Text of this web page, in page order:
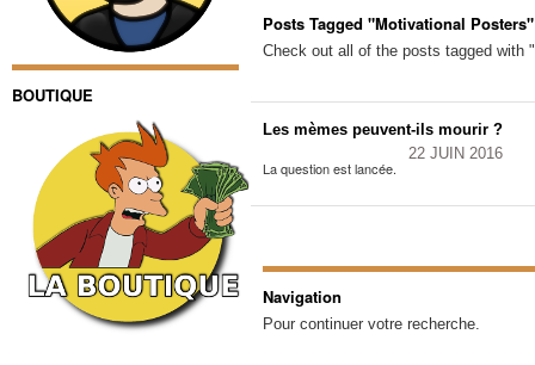
BOUTIQUE
Posts Tagged "Motivational Posters"
Check out all of the posts tagged with
Les mèmes peuvent-ils mourir ?
La question est lancée.
22 JUIN 2016
Navigation
Pour continuer votre recherche.